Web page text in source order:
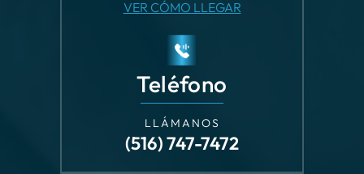
Teléfono
LLÁMANOS
(516) 747-7472